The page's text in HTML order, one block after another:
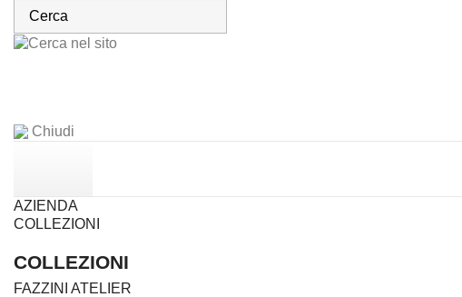
Chiudi
AZIENDA
COLLEZIONI
COLLEZIONI
FAZZINI ATELIER